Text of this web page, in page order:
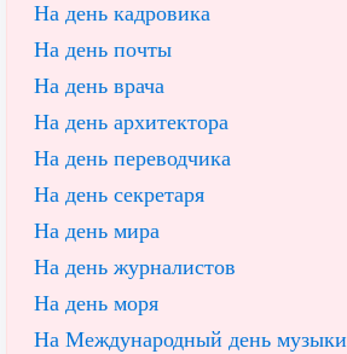
На день кадровика
На день почты
На день врача
На день архитектора
На день переводчика
На день секретаря
На день мира
На день журналистов
На день моря
На Международный день музыки